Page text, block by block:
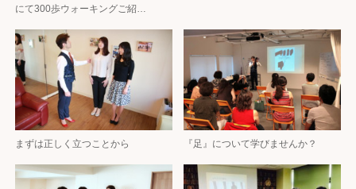
にて300歩ウォーキングご紹…
まずは正しく立つことから 『足』について学びませんか？